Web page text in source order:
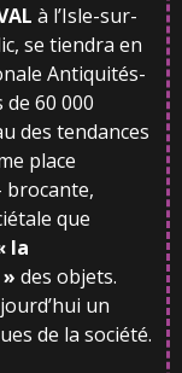
à l’Isle-sur-
se tiendra en
Antiquités-
60 000
des tendances
place
brocante,
que
la
» des objets.
un
de la société.